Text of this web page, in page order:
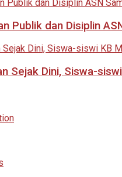
Publik dan Disiplin
Sejak Dini, Siswa-